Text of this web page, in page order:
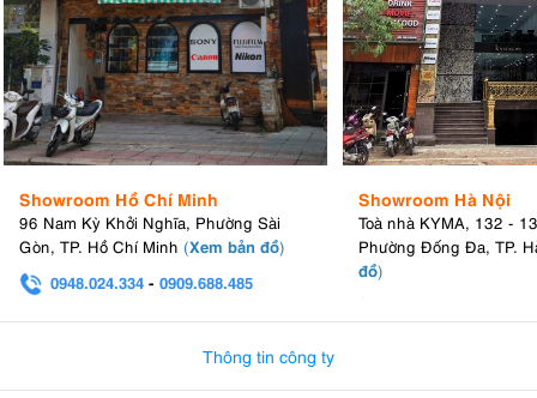
Showroom Hồ Chí Minh
96 Nam Kỳ Khởi Nghĩa, Phường Sài
Gòn, TP. Hồ Chí Minh (Xem bản đồ)
0948.024.334 - 0909.688.485
Showroom Hà Nội
Toà nhà KYMA, 132 -
Phường Đống Đa, TP.
đồ)
Thông tin công ty